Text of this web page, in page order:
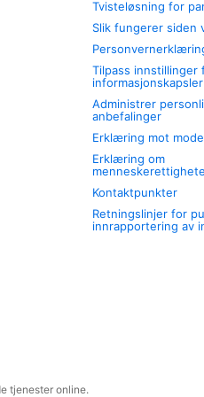
Tvisteløsning for
Slik fungerer siden
Tilpass innstillinger
informasjonskapsler
Administrer
anbefalinger
Erklæring mot
Erklæring om
Kontaktpunkter
Retningslinjer for
innrapportering av
tjenester online.